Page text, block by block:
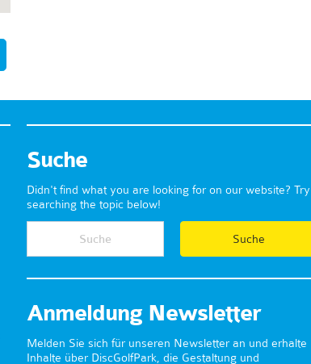
Suche
Didn't find what you are looking for on our website? Try
searching the topic below!
Anmeldung Newsletter
Melden Sie sich für unseren Newsletter an und erhalte
Inhalte über DiscGolfPark, die Gestaltung und